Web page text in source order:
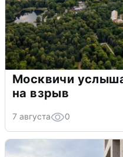
Москвичи
на взрыв
7 августа 0